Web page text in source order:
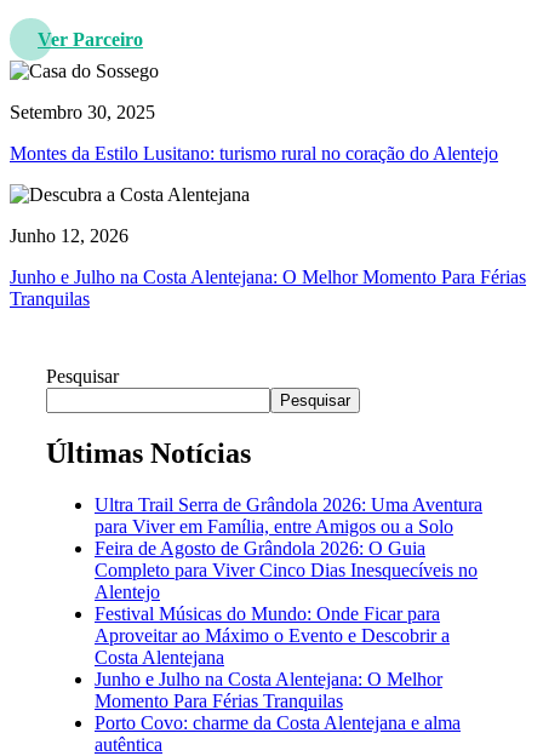
Ver Parceiro
Setembro 30, 2025
Montes da Estilo Lusitano: turismo rural no coração do Alentejo
Junho 12, 2026
Junho e Julho na Costa Alentejana: O Melhor Momento Para Férias
Tranquilas
Pesquisar
Pesquisar
Últimas Notícias
Ultra Trail Serra de Grândola 2026: Uma Aventura
para Viver em Família, entre Amigos ou a Solo
Feira de Agosto de Grândola 2026: O Guia
Completo para Viver Cinco Dias Inesquecíveis no
Alentejo
Festival Músicas do Mundo: Onde Ficar para
Aproveitar ao Máximo o Evento e Descobrir a
Costa Alentejana
Junho e Julho na Costa Alentejana: O Melhor
Momento Para Férias Tranquilas
Porto Covo: charme da Costa Alentejana e alma
autêntica